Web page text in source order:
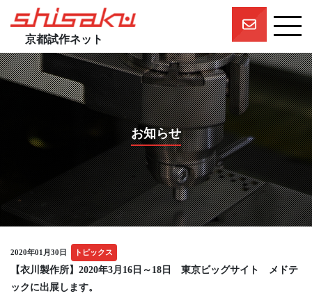
京都試作ネット
京都試作ネットとは
京都試作ネットの技術要素
一押しスタッフ
団体概要
お知らせ
2020年01月30日 トピックス
【衣川製作所】2020年3月16日～18日 東京ビッグサイト メドテ
ックに出展します。